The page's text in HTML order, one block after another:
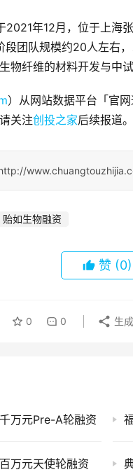
年12月，位于上海
团队规模约20人左右
物纤维的材料开发与中试
）从网站数据平台「官
关注创投之家后续报道。
贻如生物融资
赞 (0)
0 0 生
万元Pre-A轮融资
万元天使轮融资